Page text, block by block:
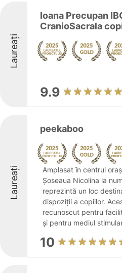
Laureați
Ioana Precupan
CranioSacrala
9.9
Laureați
peekaboo
Amplasat în centrul
Șoseaua Nicolina la
reprezintă un loc
dispoziții a copiilor.
recunoscut pentru
și pentru mediul
10